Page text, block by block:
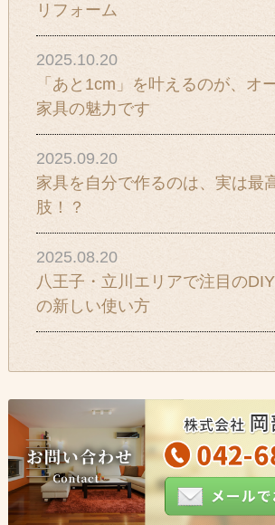
リフォーム
2025.10.20
「あと1cm」を叶えるのが、オ
家具の魅力です
2025.09.20
家具を自分で作るのは、実は最
肢！？
2025.08.20
八王子・立川エリアで注目の
の新しい使い方